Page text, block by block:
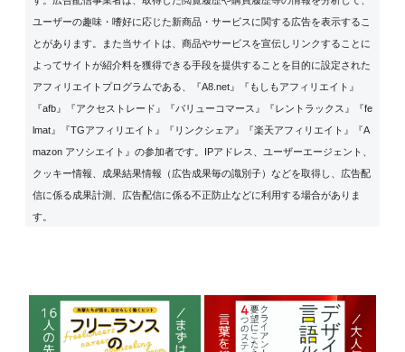
ユーザーの趣味・嗜好に応じた新商品・サービスに関する広告を表示するこ
とがあります。また当サイトは、商品やサービスを宣伝しリンクすることに
よってサイトが紹介料を獲得できる手段を提供することを目的に設定された
アフィリエイトプログラムである、『A8.net』『もしもアフィリエイト』
『afb』『アクセストレード』『バリューコマース』『レントラックス』『fe
lmat』『TGアフィリエイト』『リンクシェア』『楽天アフィリエイト』『A
mazon アソシエイト』の参加者です。IPアドレス、ユーザーエージェント、
クッキー情報、成果結果情報（広告成果毎の識別子）などを取得し、広告配
信に係る成果計測、広告配信に係る不正防止などに利用する場合がありま
す。